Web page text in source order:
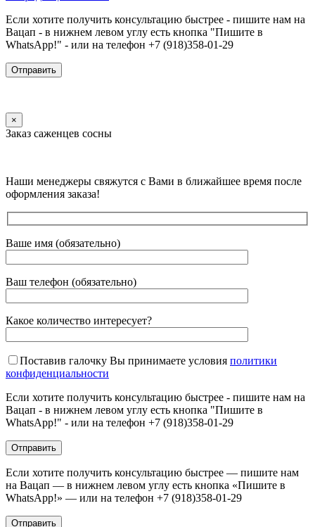
Если хотите получить консультацию быстрее - пишите нам на
Вацап - в нижнем левом углу есть кнопка "Пишите в
WhatsApp!" - или на телефон +7 (918)358-01-29
×
Заказ саженцев сосны
Наши менеджеры свяжутся с Вами в ближайшее время после
оформления заказа!
Ваше имя (обязательно)
Ваш телефон (обязательно)
Какое количество интересует?
Поставив галочку Вы принимаете условия политики
конфиденциальности
Если хотите получить консультацию быстрее - пишите нам на
Вацап - в нижнем левом углу есть кнопка "Пишите в
WhatsApp!" - или на телефон +7 (918)358-01-29
Если хотите получить консультацию быстрее — пишите нам
на Вацап — в нижнем левом углу есть кнопка «Пишите в
WhatsApp!» — или на телефон +7 (918)358-01-29